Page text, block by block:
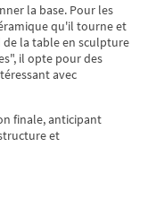
la base. Pour les
qu'il tourne et
la table en sculpture
il opte pour des
avec
finale, anticipant
et